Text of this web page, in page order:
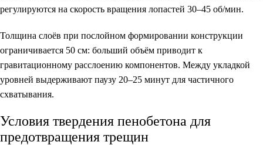
регулируются на скорость вращения лопастей 30–45 об/мин.
Толщина слоёв при послойном формировании конструкции
ограничивается 50 см: больший объём приводит к
гравитационному расслоению компонентов. Между укладкой
уровней выдерживают паузу 20–25 минут для частичного
схватывания.
Условия твердения пенобетона для
предотвращения трещин